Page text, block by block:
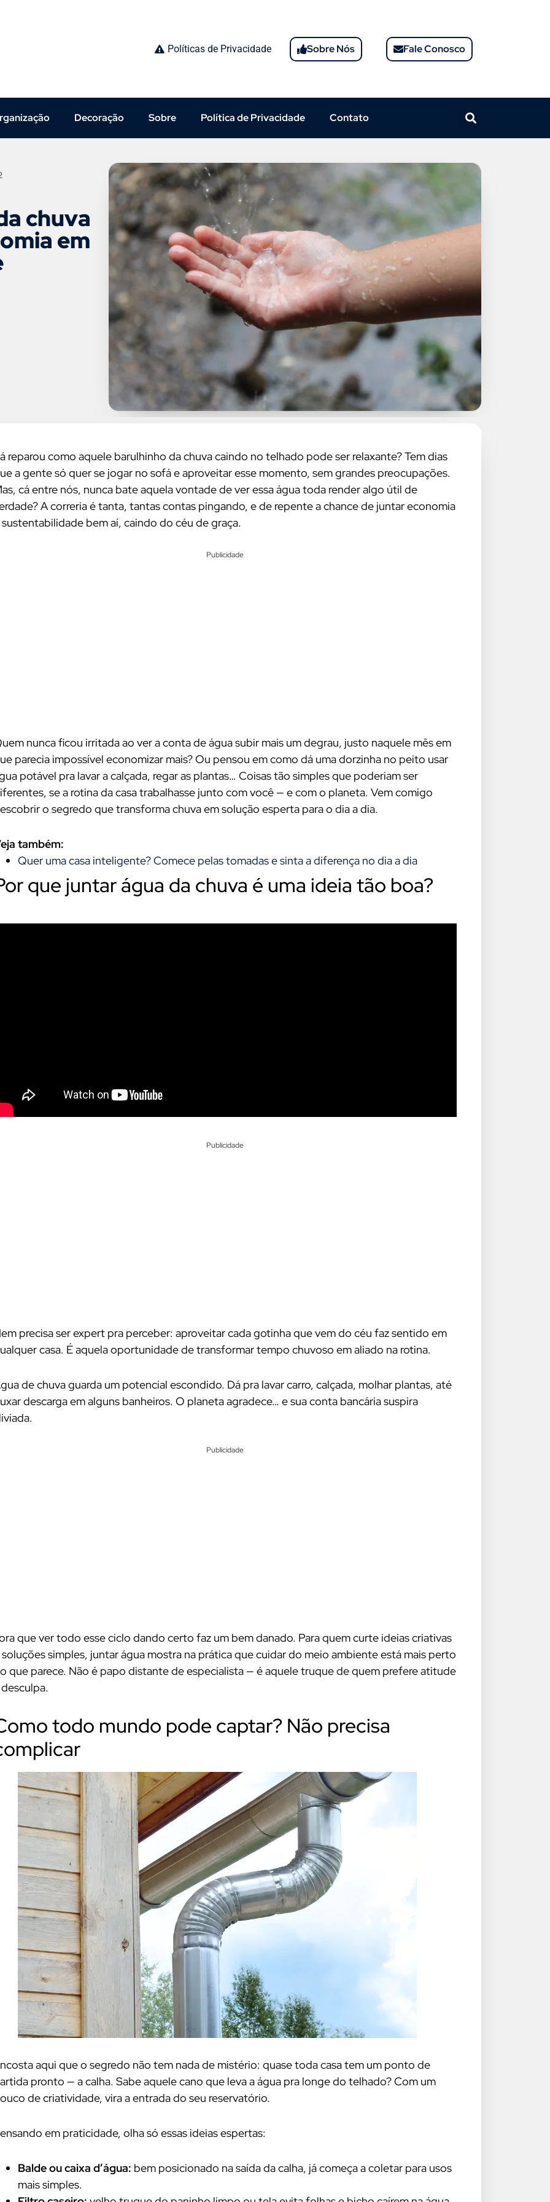
Políticas de Privacidade Sobre Nós Fale Conosco
Decoração Sobre Política de Privacidade Contato
chuva
em
reparou como aquele barulhinho da chuva caindo no telhado pode ser relaxante? Tem dias
a gente só quer se jogar no sofá e aproveitar esse momento, sem grandes preocupações.
cá entre nós, nunca bate aquela vontade de ver essa água toda render algo útil de
A correria é tanta, tantas contas pingando, e de repente a chance de juntar economia
bem aí, caindo do céu de graça.
Publicidade
nunca ficou irritada ao ver a conta de água subir mais um degrau, justo naquele mês em
parecia impossível economizar mais? Ou pensou em como dá uma dorzinha no peito usar
potável pra lavar a calçada, regar as plantas… Coisas tão simples que poderiam ser
se a rotina da casa trabalhasse junto com você — e com o planeta. Vem comigo
o segredo que transforma chuva em solução esperta para o dia a dia.
também:
Quer uma casa inteligente? Comece pelas tomadas e sinta a diferença no dia a dia
que juntar água da chuva é uma ideia tão boa?
Publicidade
precisa ser expert pra perceber: aproveitar cada gotinha que vem do céu faz sentido em
casa. É aquela oportunidade de transformar tempo chuvoso em aliado na rotina.
de chuva guarda um potencial escondido. Dá pra lavar carro, calçada, molhar plantas, até
descarga em alguns banheiros. O planeta agradece… e sua conta bancária suspira
Publicidade
que ver todo esse ciclo dando certo faz um bem danado. Para quem curte ideias criativas
simples, juntar água mostra na prática que cuidar do meio ambiente está mais perto
que parece. Não é papo distante de especialista — é aquele truque de quem prefere atitude
todo mundo pode captar? Não precisa
aqui que o segredo não tem nada de mistério: quase toda casa tem um ponto de
pronto — a calha. Sabe aquele cano que leva a água pra longe do telhado? Com um
de criatividade, vira a entrada do seu reservatório.
em praticidade, olha só essas ideias espertas:
Balde ou caixa d’água: bem posicionado na saída da calha, já começa a coletar para usos
mais simples.